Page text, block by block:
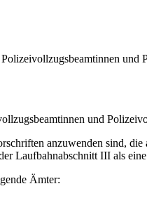
und
und
anzuwenden sind,
Laufbahnabschnitt III als
Ämter: